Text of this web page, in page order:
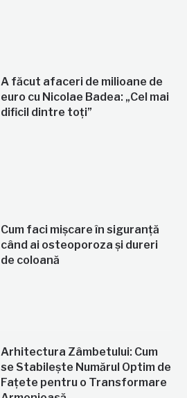
A făcut afaceri de milioane de
euro cu Nicolae Badea: „Cel mai
dificil dintre toți”
Cum faci mișcare în siguranță
când ai osteoporoza și dureri
de coloană
Arhitectura Zâmbetului: Cum
se Stabilește Numărul Optim de
Fațete pentru o Transformare